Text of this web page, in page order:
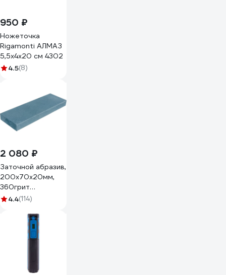
950 ₽
Ножеточка
Rigamonti АЛМАЗ
5,5x4x20 см 4302
4.5(8)
2 080 ₽
Заточной абразив,
200х70х20мм,
360грит
Петроградъ
4.4(114)